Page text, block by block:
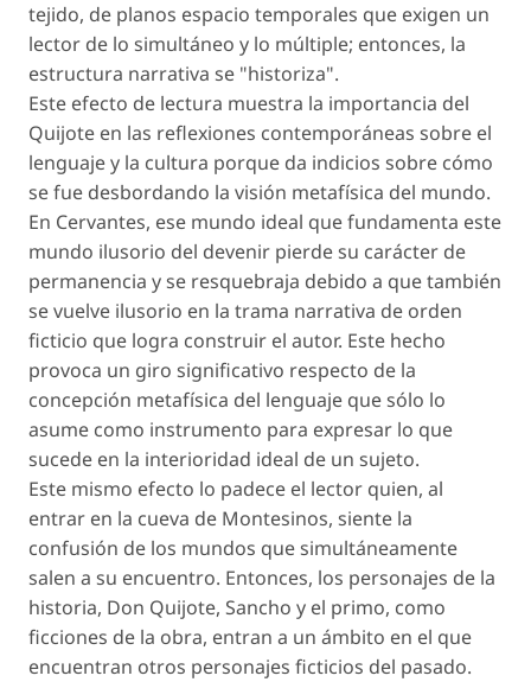
tejido, de planos espacio temporales que exigen un
lector de lo simultáneo y lo múltiple; entonces, la
estructura narrativa se "historiza".
Este efecto de lectura muestra la importancia del
Quijote en las reflexiones contemporáneas sobre el
lenguaje y la cultura porque da indicios sobre cómo
se fue desbordando la visión metafísica del mundo.
En Cervantes, ese mundo ideal que fundamenta este
mundo ilusorio del devenir pierde su carácter de
permanencia y se resquebraja debido a que también
se vuelve ilusorio en la trama narrativa de orden
ficticio que logra construir el autor. Este hecho
provoca un giro significativo respecto de la
concepción metafísica del lenguaje que sólo lo
asume como instrumento para expresar lo que
sucede en la interioridad ideal de un sujeto.
Este mismo efecto lo padece el lector quien, al
entrar en la cueva de Montesinos, siente la
confusión de los mundos que simultáneamente
salen a su encuentro. Entonces, los personajes de la
historia, Don Quijote, Sancho y el primo, como
ficciones de la obra, entran a un ámbito en el que
encuentran otros personajes ficticios del pasado.